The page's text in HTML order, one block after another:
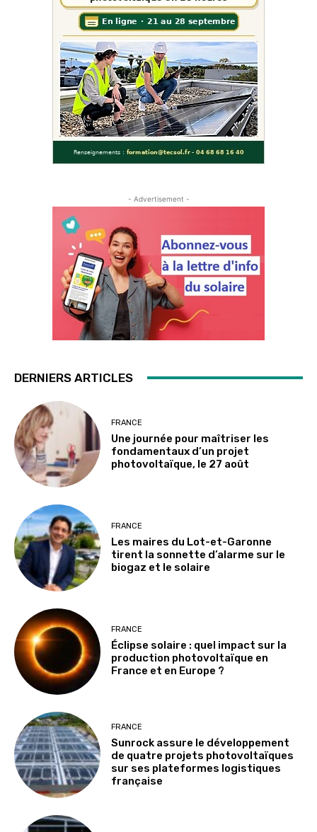
- Advertisement -
DERNIERS ARTICLES
FRANCE
Une journée pour maîtriser les
fondamentaux d’un projet
photovoltaïque, le 27 août
FRANCE
Les maires du Lot-et-Garonne
tirent la sonnette d’alarme sur le
biogaz et le solaire
FRANCE
Éclipse solaire : quel impact sur la
production photovoltaïque en
France et en Europe ?
FRANCE
Sunrock assure le développement
de quatre projets photovoltaïques
sur ses plateformes logistiques
française